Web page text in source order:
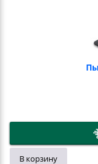
В корзину